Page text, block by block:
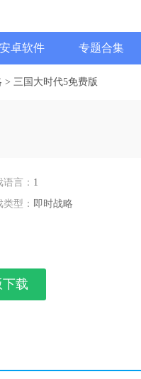
安卓软件 专题合集
> 三国大时代5免费版
语言： 1
类型： 即时战略
载